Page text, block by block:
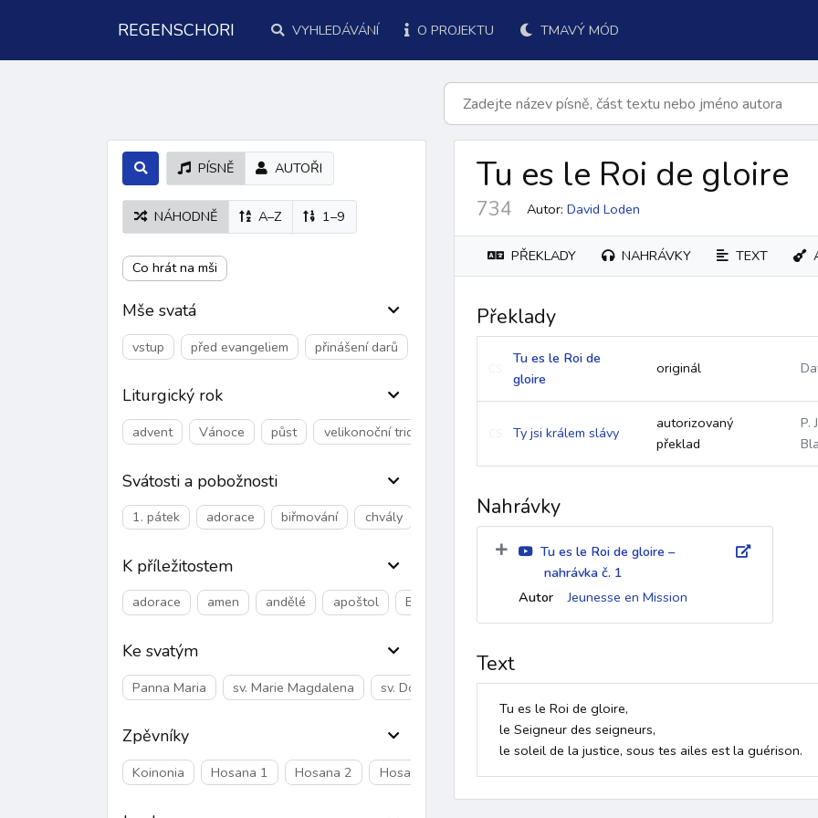
REGENSCHORI VYHLEDÁVÁNÍ O PROJEKTU TMAVÝ MÓD
PÍSNĚ AUTOŘI
NÁHODNĚ A–Z 1–9
Co hrát na mši
Mše svatá
vstup před evangeliem přinášení darů
Liturgický rok
advent Vánoce půst velikonoční triduum Velikonoce mezidobí
Svátosti a pobožnosti
1. pátek adorace biřmování chvály k Duchu Svatému
K příležitostem
adorace amen andělé apoštol Beránek Boží Bible biřmování bolest
Ke svatým
Panna Maria sv. Marie Magdalena sv. Dominik sv. Tomáš More sv. Jan Bosco sv. František z Assisi
Zpěvníky
Koinonia Hosana 1 Hosana 2 Hosana 3 Dolany/Blahoslavenství Chvalozpěvy 1 Chvalozpěvy
Tu es le Roi de gloire
734 Autor: David Loden
PŘEKLADY NAHRÁVKY TEXT
Překlady
Tu es le Roi de
gloire
originál
Ty jsi králem slávy
autorizovaný
překlad
P.
Nahrávky
Tu es le Roi de gloire –
nahrávka č. 1
Autor
Jeunesse en Mission
Text
Tu es le Roi de gloire,
le Seigneur des seigneurs,
le soleil de la justice, sous tes ailes est la guérison.